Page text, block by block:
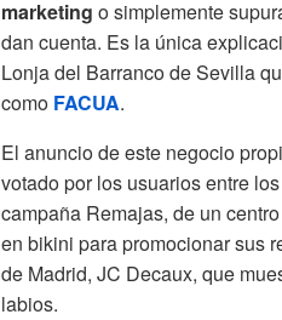
marketing o simplemente
dan cuenta. Es la única
Lonja del Barranco de Sevilla
como FACUA.
El anuncio de este negocio
votado por los usuarios entre
campaña Remajas, de un
en bikini para promocionar sus
de Madrid, JC Decaux, que
labios.